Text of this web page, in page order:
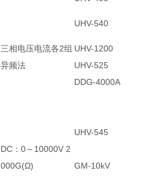
UHV-540
三相电压电流各2组 UHV-1200
异频法
UHV-525
DDG-4000A
UHV-545
DC：0～10000V 2
000G(Ω)
GM-10kV